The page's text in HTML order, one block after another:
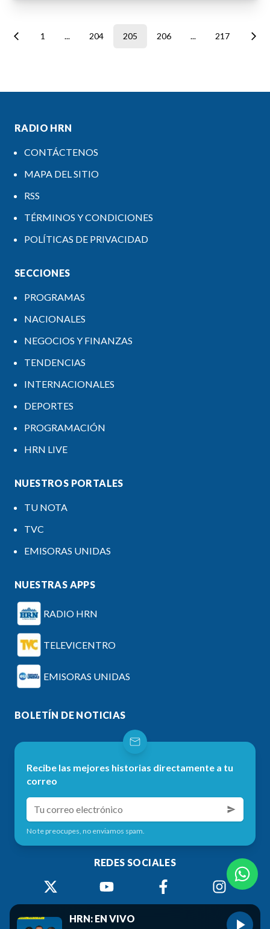
1 ... 204 205 206 ... 217
RADIO HRN
CONTÁCTENOS
MAPA DEL SITIO
RSS
TÉRMINOS Y CONDICIONES
POLÍTICAS DE PRIVACIDAD
SECCIONES
PROGRAMAS
NACIONALES
NEGOCIOS Y FINANZAS
TENDENCIAS
INTERNACIONALES
DEPORTES
PROGRAMACIÓN
HRN LIVE
NUESTROS PORTALES
TU NOTA
TVC
EMISORAS UNIDAS
NUESTRAS APPS
RADIO HRN
TELEVICENTRO
EMISORAS UNIDAS
BOLETÍN DE NOTICIAS
Recibe las mejores historias directamente a tu
correo
No te preocupes, no enviamos spam.
REDES SOCIALES
HRN: EN VIVO